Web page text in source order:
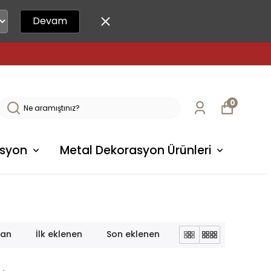
Devam
Metal Dekorasyon Ürünleri
0
İlk eklenen Son eklenen